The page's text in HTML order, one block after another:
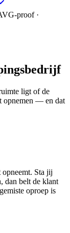
proof ·
ligt of de
opnemen — en dat
Sta jij
dan belt de klant
oproep is